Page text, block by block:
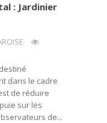
: Jardinier
dans le cadre
de réduire
sur les
de...